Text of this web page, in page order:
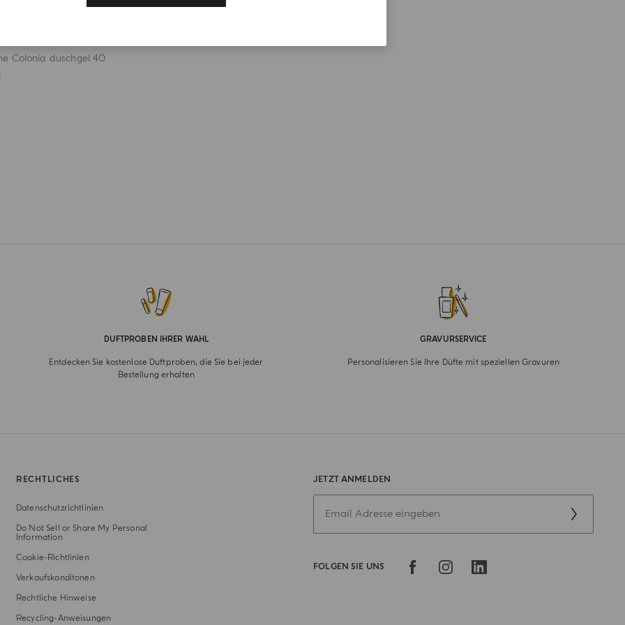
Colonia duschgel 40
DUFTPROBEN IHRER WAHL
Entdecken Sie kostenlose Duftproben, die Sie bei jeder
Bestellung erhalten
GRAVURSERVICE
Personalisieren Sie Ihre Düfte mit speziellen Gravuren
JETZT ANMELDEN
FOLGEN SIE UNS
RECHTLICHES
Datenschutzrichtlinien
Do Not Sell or Share My Personal
Information
Cookie-Richtlinien
Verkaufskonditonen
Rechtliche Hinweise
Recycling-Anweisungen